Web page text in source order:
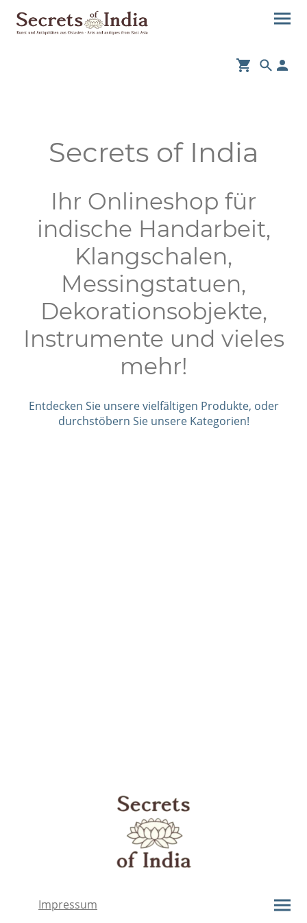
Secrets of India
Ihr Onlineshop für
indische Handarbeit,
Klangschalen,
Messingstatuen,
Dekorationsobjekte,
Instrumente und vieles
mehr!
Entdecken Sie unsere vielfältigen Produkte, oder
durchstöbern Sie unsere Kategorien!
Impressum